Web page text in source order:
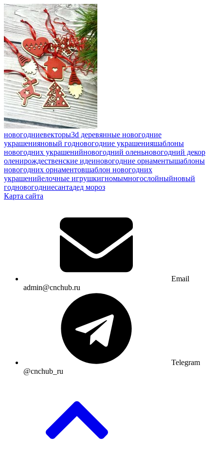
новогодниевекторы3d деревянные новогодние
украшенияновый годновогодние украшенияшаблоны
новогодних украшенийновогодний оленьновогодний декор
оленирождественские идеиновогодние орнаментышаблоны
новогодних орнаментовшаблон новогодних
украшенийелочные игрушкигномымногослойныйновый
годновогодниесантадед мороз
Карта сайта
Email
admin@cnchub.ru
Telegram
@cnchub_ru